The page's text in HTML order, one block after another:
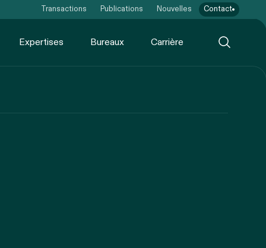
Transactions Publications Nouvelles Contact
Expertises Bureaux Carrière